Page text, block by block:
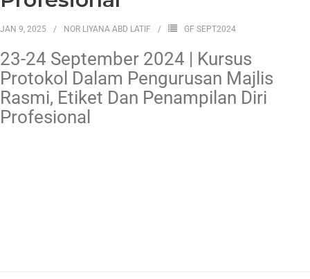
JAN 9, 2025 NOR LIYANA ABD LATIF GF SEPT2024
23-24 September 2024 | Kursus
Protokol Dalam Pengurusan Majlis
Rasmi, Etiket Dan Penampilan Diri
Profesional